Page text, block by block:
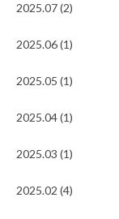
2025.07 (2)
2025.06 (1)
2025.05 (1)
2025.04 (1)
2025.03 (1)
2025.02 (4)